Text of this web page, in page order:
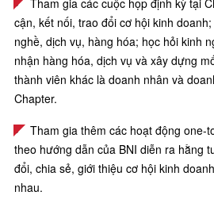
Tham gia các cuộc họp định kỳ tại
cận, kết nối, trao đổi cơ hội kinh
nghề, dịch vụ, hàng hóa; học hỏi kinh
nhận hàng hóa, dịch vụ và xây dựng
thành viên khác là doanh nhân và
Chapter.
Tham gia thêm các hoạt động one-
theo hướng dẫn của BNI diễn ra hằng
đổi, chia sẻ, giới thiệu cơ hội kinh
nhau.